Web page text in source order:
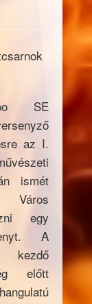
SE
az I.
ismét
Város
egy
A
kezdő
előtt